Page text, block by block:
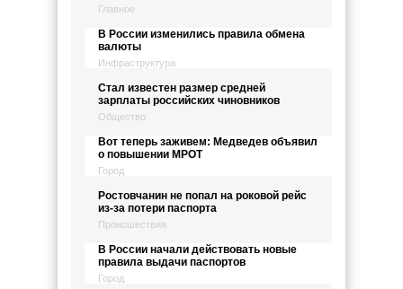
Главное
В России изменились правила обмена
валюты
Инфраструктура
Стал известен размер средней
зарплаты российских чиновников
Общество
Вот теперь заживем: Медведев объявил
о повышении МРОТ
Город
Ростовчанин не попал на роковой рейс
из-за потери паспорта
Происшествия
В России начали действовать новые
правила выдачи паспортов
Город